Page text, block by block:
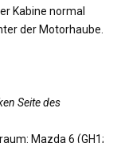
Kabine normal
der Motorhaube.
Seite des